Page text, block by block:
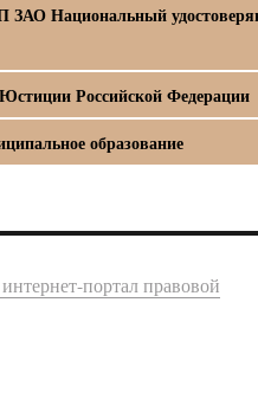
ЗАО Национальный
Российской Федерации
образование
портал правовой